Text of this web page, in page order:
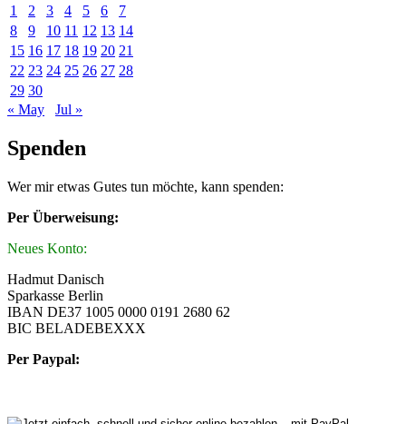
1
2 3 4 5 6
7
8
9 10 11 12 13 14
15 16 17 18 19 20 21
22 23 24 25 26 27 28
29 30
« May
Jul »
Spenden
Wer mir etwas Gutes tun möchte, kann spenden:
Per Überweisung:
Neues Konto:
Hadmut Danisch
Sparkasse Berlin
IBAN DE37 1005 0000 0191 2680 62
BIC BELADEBEXXX
Per Paypal: